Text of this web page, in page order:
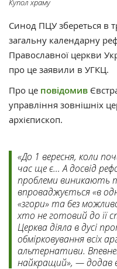
Купол храму
Синод ПЦУ збереться в
загальну календарну
Православної церкви
про це заявили в УГКЦ.
Про це повідомив
управління зовнішніх
архієпископ.
«До 1 вересня, коли
час ще є… А досвід
проблеми виникають
впроваджується «в
«згори» та без
хто не готовий до її
Церква діяла в дусі
обмірковування всіх
альтернативи.
найкращий», — додав